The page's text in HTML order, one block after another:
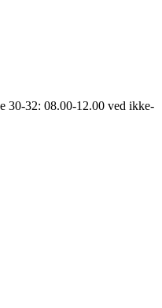
30-32: 08.00-12.00 ved ikke-